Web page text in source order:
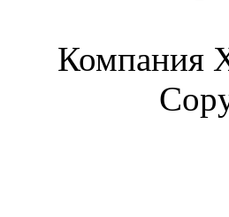
Компания